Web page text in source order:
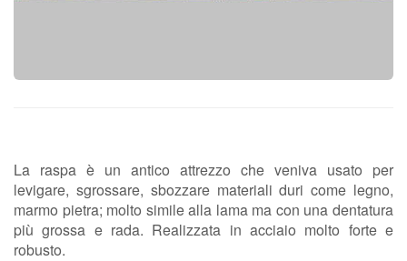
La raspa è un antico attrezzo che veniva usato per
levigare, sgrossare, sbozzare materiali duri come legno,
marmo pietra; molto simile alla lama ma con una dentatura
più grossa e rada. Realizzata in acciaio molto forte e
robusto.